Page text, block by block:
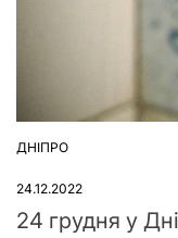
ОПУБЛІКУВАТИ
ДНІПРО
24.12.2022
24 грудня у